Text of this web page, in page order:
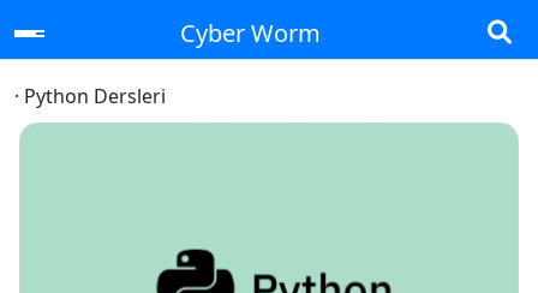
Cyber Worm
· Python Dersleri